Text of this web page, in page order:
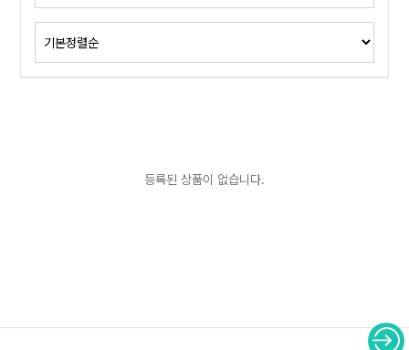
등록된 상품이 없습니다.